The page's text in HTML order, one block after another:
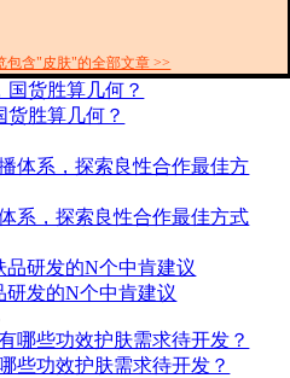
包含"皮肤"的全部文章 >>
货胜算几何？
系，探索良性合作最佳方式
研发的N个中肯建议
些功效护肤需求待开发？